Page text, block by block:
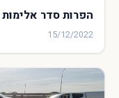
הפרות סדר
15/12/2022